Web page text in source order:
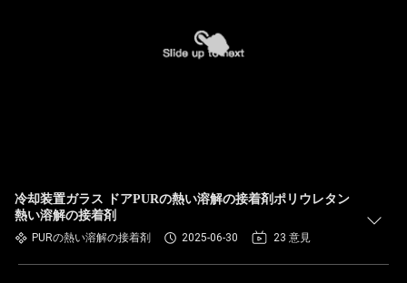
冷却装置ガラス ドアPURの熱い溶解の接着剤ポリウレタン
熱い溶解の接着剤
PURの熱い溶解の接着剤 2025-06-30 23 意見